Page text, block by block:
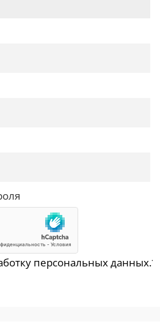
персональных данных.*